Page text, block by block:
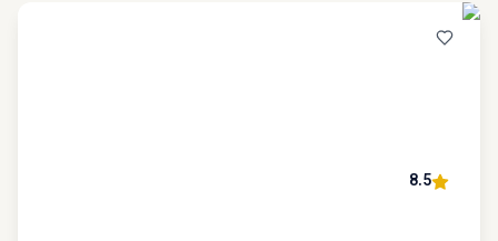
8.5